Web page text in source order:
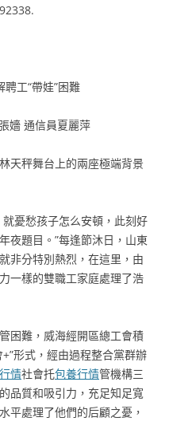
聘工“帶娃”困難
嬙 通信員夏麗萍
天秤舞台上的兩座極端背景
憂愁孩子怎么安頓，此刻好
夜題目。”每逢節沐日，山東
非分特別熱烈，在這里，由
一樣的雙職工家庭處理了浩
困難，威海經開區總工會積
形式，經由過程整合黨群辦
情社會托包養行情管機構三
的品質和吸引力，充足知足寬
平處理了他們的后顧之憂，